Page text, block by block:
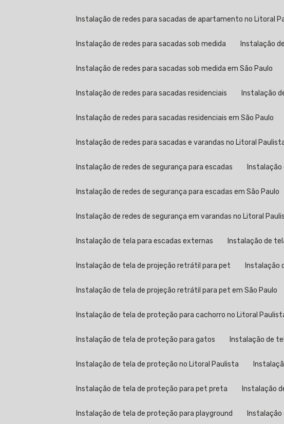
Instalação de redes para sacadas de apartamento no Litoral
Instalação de redes para sacadas sob medida Instalação
Instalação de redes para sacadas sob medida em São Paulo
Instalação de redes para sacadas residenciais Instalação
Instalação de redes para sacadas residenciais em São Paulo
Instalação de redes para sacadas e varandas no Litoral
Instalação de redes de segurança para escadas
Instalação de redes de segurança para escadas em São Paulo
Instalação de redes de segurança em varandas no Litoral
Instalação de tela para escadas externas Instalação de
Instalação de tela de projeção retrátil para pet Instalação
Instalação de tela de projeção retrátil para pet em São Paulo
Instalação de tela de proteção para cachorro no Litoral
Instalação de tela de proteção para gatos Instalação de
Instalação de tela de proteção no Litoral Paulista
Instalação de tela de proteção para pet preta Instalação
Instalação de tela de proteção para playground